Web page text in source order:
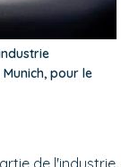
pour le
de l'industrie